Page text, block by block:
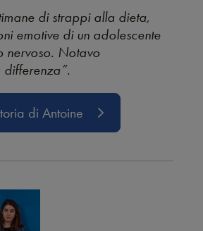
di strappi alla dieta,
emotive di un adolescente
nervoso. Notavo
differenza”.
di Antoine